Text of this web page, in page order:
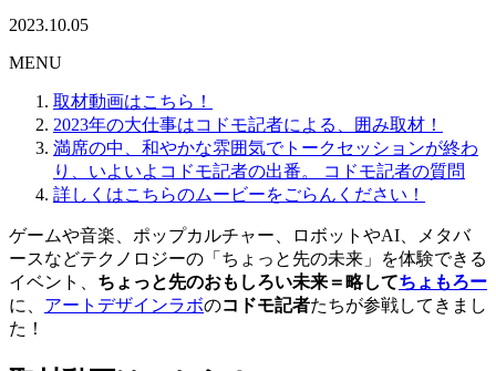
2023.10.05
MENU
取材動画はこちら！
2023年の大仕事はコドモ記者による、囲み取材！
満席の中、和やかな雰囲気でトークセッションが終わ
り、いよいよコドモ記者の出番。 コドモ記者の質問
詳しくはこちらのムービーをごらんください！
ゲームや音楽、ポップカルチャー、ロボットやAI、メタバ
ースなどテクノロジーの「ちょっと先の未来」を体験できる
イベント、 ちょっと先のおもしろい未来＝略してちょもろー
に、 アートデザインラボのコドモ記者たちが参戦してきまし
た！